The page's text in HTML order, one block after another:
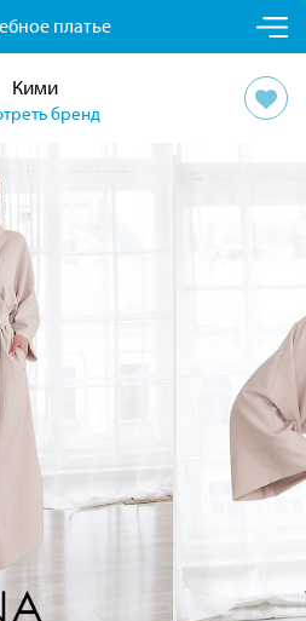
платье
Кими
бренд